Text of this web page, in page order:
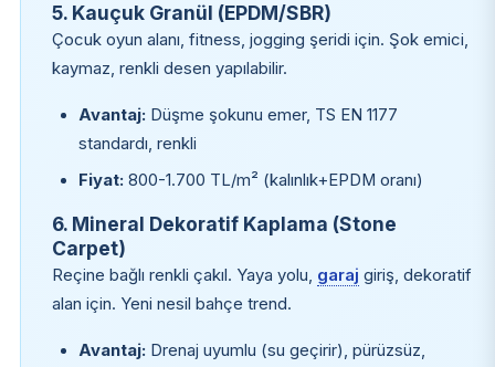
5. Kauçuk Granül (EPDM/SBR)
Çocuk oyun alanı, fitness, jogging şeridi için. Şok emici,
kaymaz, renkli desen yapılabilir.
Avantaj: Düşme şokunu emer, TS EN 1177
standardı, renkli
Fiyat: 800-1.700 TL/m² (kalınlık+EPDM oranı)
6. Mineral Dekoratif Kaplama (Stone
Carpet)
Reçine bağlı renkli çakıl. Yaya yolu, garaj giriş, dekoratif
alan için. Yeni nesil bahçe trend.
Avantaj: Drenaj uyumlu (su geçirir), pürüzsüz,